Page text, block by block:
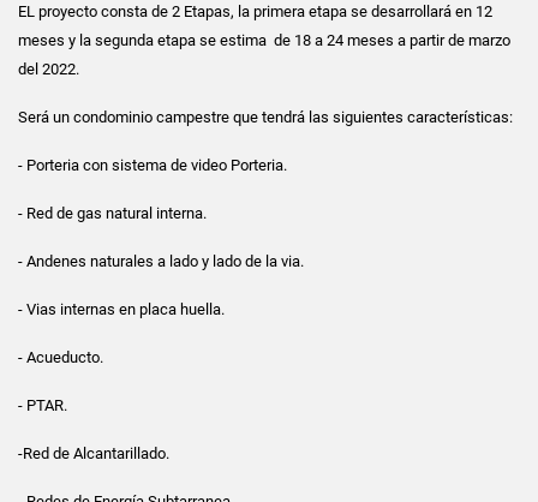
EL proyecto consta de 2 Etapas, la primera etapa se desarrollará en 12
meses y la segunda etapa se estima de 18 a 24 meses a partir de marzo
del 2022.
Será un condominio campestre que tendrá las siguientes características:
- Porteria con sistema de video Porteria.
- Red de gas natural interna.
- Andenes naturales a lado y lado de la via.
- Vias internas en placa huella.
- Acueducto.
- PTAR.
-Red de Alcantarillado.